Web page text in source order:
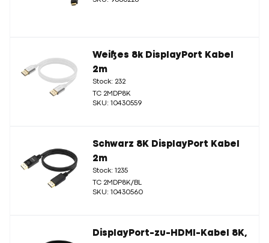
Weißes 8k DisplayPort Kabel
2m
Stock: 232
TC 2MDP8K
SKU: 10430559
Schwarz 8K DisplayPort Kabel
2m
Stock: 1235
TC 2MDP8K/BL
SKU: 10430560
DisplayPort-zu-HDMI-Kabel 8K,